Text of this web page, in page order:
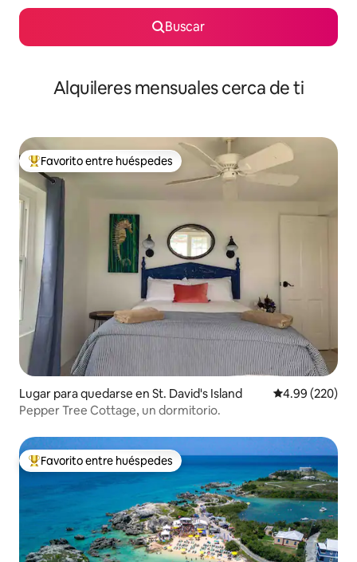
Buscar
Alquileres mensuales cerca de ti
Favorito entre huéspedes preferido
Favorito entre huéspedes
Lugar para quedarse en St. David's Island Calificación
4.99 (220)
Pepper Tree Cottage, un dormitorio.
Favorito entre huéspedes preferido
Favorito entre huéspedes